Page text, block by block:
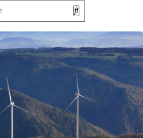
& Gemeinderat
Tourismus